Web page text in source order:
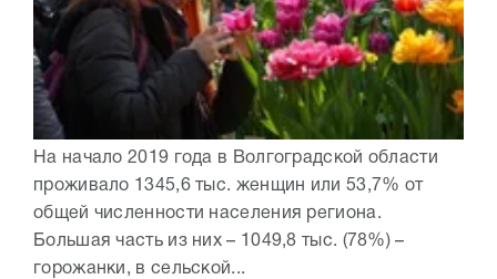
На начало 2019 года в Волгоградской области
проживало 1345,6 тыс. женщин или 53,7% от
общей численности населения региона.
Большая часть из них – 1049,8 тыс. (78%) –
горожанки, в сельской...